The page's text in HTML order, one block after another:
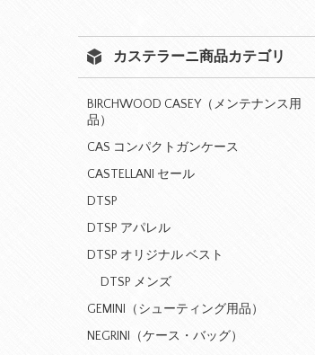
カステラーニ商品カテゴリ
BIRCHWOOD CASEY（メンテナンス用
品）
CAS コンパクトガンケース
CASTELLANI セール
DTSP
DTSP アパレル
DTSP オリジナル ベスト
DTSP メンズ
GEMINI（シューティング用品）
NEGRINI（ケース・バッグ）